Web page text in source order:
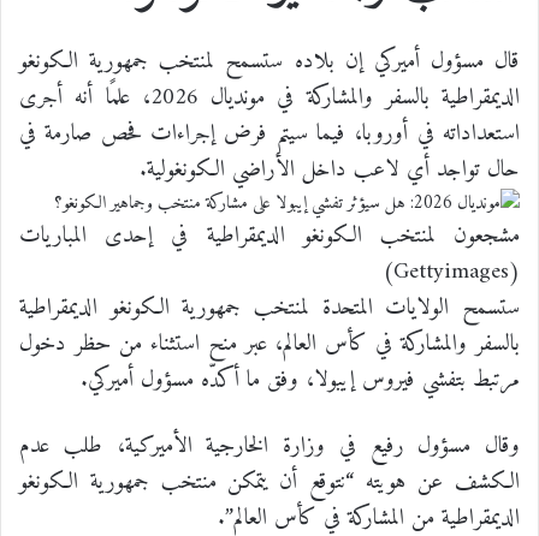
قال مسؤول أميركي إن بلاده ستسمح لمنتخب جمهورية الكونغو
الديمقراطية بالسفر والمشاركة في مونديال 2026، علمًا أنه أجرى
استعداداته في أوروبا، فيما سيتم فرض إجراءات فحص صارمة في
حال تواجد أي لاعب داخل الأراضي الكونغولية.
مشجعون لمنتخب الكونغو الديمقراطية في إحدى المباريات
(Gettyimages)
ستسمح الولايات المتحدة لمنتخب جمهورية الكونغو الديمقراطية
بالسفر والمشاركة في كأس العالم، عبر منح استثناء من حظر دخول
مرتبط بتفشي فيروس إيبولا، وفق ما أكدّه مسؤول أميركي.
وقال مسؤول رفيع في وزارة الخارجية الأميركية، طلب عدم
الكشف عن هويته “نتوقع أن يتمكن منتخب جمهورية الكونغو
الديمقراطية من المشاركة في كأس العالم”.